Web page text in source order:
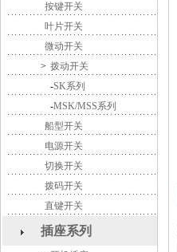
按键开关
叶片开关
微动开关
> 拨动开关
-SK系列
-MSK/MSS系列
船型开关
电源开关
切换开关
拨码开关
直键开关
插座系列